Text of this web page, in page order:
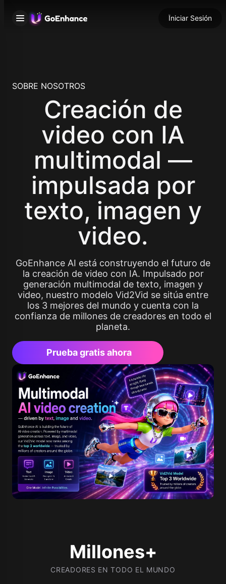
Iniciar Sesión
SOBRE NOSOTROS
Creación de
video con IA
multimodal —
impulsada por
texto, imagen y
video.
GoEnhance AI está construyendo el futuro de
la creación de video con IA. Impulsado por
generación multimodal de texto, imagen y
video, nuestro modelo Vid2Vid se sitúa entre
los 3 mejores del mundo y cuenta con la
confianza de millones de creadores en todo el
planeta.
Prueba gratis ahora
Millones+
CREADORES EN TODO EL MUNDO